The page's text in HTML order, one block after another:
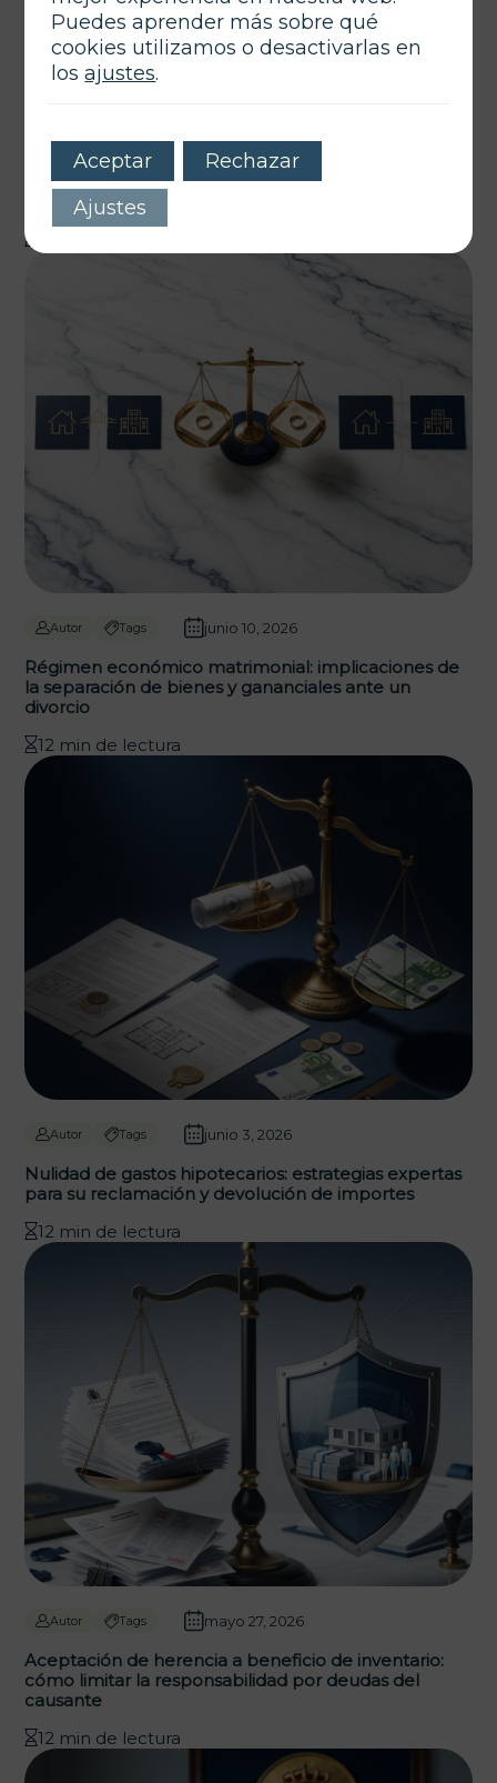
Autor Tags junio 17, 2026
Plan de pagos en la Ley de Segunda Oportunidad:
requisitos y elaboración estratégica para deudores
Autor Tags junio 10, 2026
Régimen económico matrimonial: implicaciones de
la separación de bienes y gananciales ante un
divorcio
12 min de lectura
Autor Tags junio 3, 2026
Nulidad de gastos hipotecarios: estrategias expertas
para su reclamación y devolución de importes
12 min de lectura
Autor Tags mayo 27, 2026
Aceptación de herencia a beneficio de inventario:
cómo limitar la responsabilidad por deudas del
causante
12 min de lectura
Puedes aprender más sobre qué
cookies utilizamos o desactivarlas en
losajustes.
Aceptar
Rechazar
Ajustes